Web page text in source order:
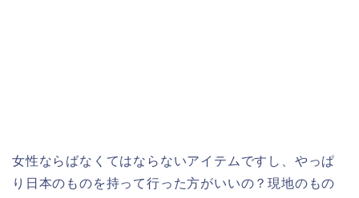
女性ならばなくてはならないアイテムですし、やっぱ
り日本のものを持って行った方がいいの？現地のもの